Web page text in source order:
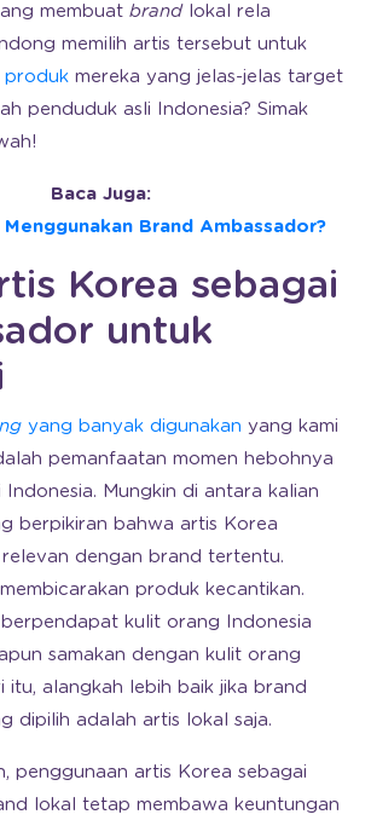
membuat brandlokal rela
memilih artis tersebut untuk
produk mereka yang jelas-jelas target
penduduk asli Indonesia? Simak
Baca Juga:
Brand Ambassador?
Korea sebagai
untuk
yang banyak digunakan yang kami
pemanfaatan momen hebohnya
Mungkin di antara kalian
berpikiran bahwa artis Korea
dengan brand tertentu.
produk kecantikan.
kulit orang Indonesia
samakan dengan kulit orang
itu, alangkah lebih baik jika brand
dipilih adalah artis lokal saja.
penggunaan artis Korea sebagai
lokal tetap membawa keuntungan